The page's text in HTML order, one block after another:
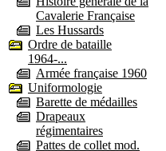
Cavalerie Française
Les Hussards
Ordre de bataille
1964-...
Armée française 1960
Uniformologie
Barette de médailles
Drapeaux
régimentaires
Pattes de collet mod.